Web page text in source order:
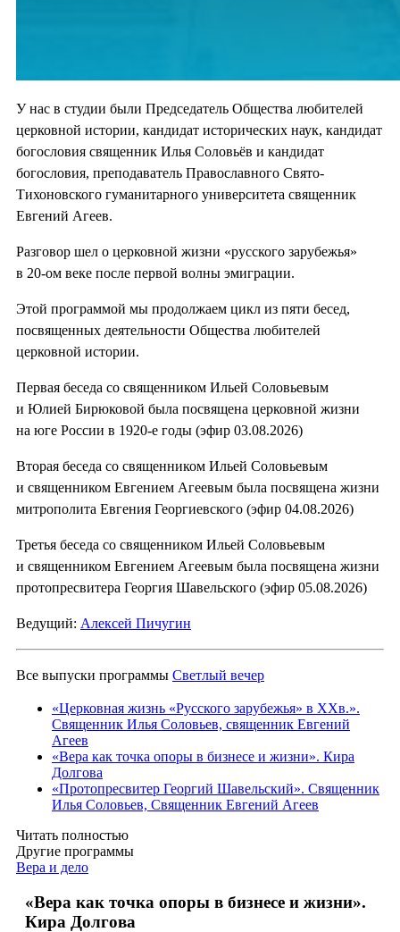
У нас в студии были Председатель Общества любителей
церковной истории, кандидат исторических наук, кандидат
богословия священник Илья Соловьёв и кандидат
богословия, преподаватель Православного Свято-
Тихоновского гуманитарного университета священник
Евгений Агеев.
Разговор шел о церковной жизни «русского зарубежья»
в 20-ом веке после первой волны эмиграции.
Этой программой мы продолжаем цикл из пяти бесед,
посвященных деятельности Общества любителей
церковной истории.
Первая беседа со священником Ильей Соловьевым
и Юлией Бирюковой была посвящена церковной жизни
на юге России в 1920-е годы (эфир 03.08.2026)
Вторая беседа со священником Ильей Соловьевым
и священником Евгением Агеевым была посвящена жизни
митрополита Евгения Георгиевского (эфир 04.08.2026)
Третья беседа со священником Ильей Соловьевым
и священником Евгением Агеевым была посвящена жизни
протопресвитера Георгия Шавельского (эфир 05.08.2026)
Ведущий: Алексей Пичугин
Все выпуски программы Светлый вечер
«Церковная жизнь «Русского зарубежья» в ХХв.».
Священник Илья Соловьев, священник Евгений
Агеев
«Вера как точка опоры в бизнесе и жизни». Кира
Долгова
«Протопресвитер Георгий Шавельский». Священник
Илья Соловьев, Священник Евгений Агеев
Читать полностью
Другие программы
Вера и дело
«Вера как точка опоры в бизнесе и жизни».
Кира Долгова